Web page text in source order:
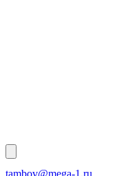
tambov@mega-1.ru